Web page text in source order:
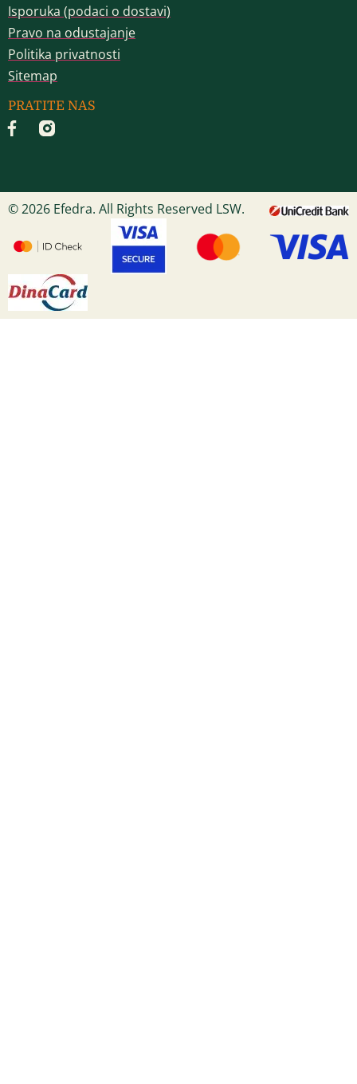
Isporuka (podaci o dostavi)
Pravo na odustajanje
Politika privatnosti
Sitemap
PRATITE NAS
© 2026 Efedra. All Rights Reserved LSW.